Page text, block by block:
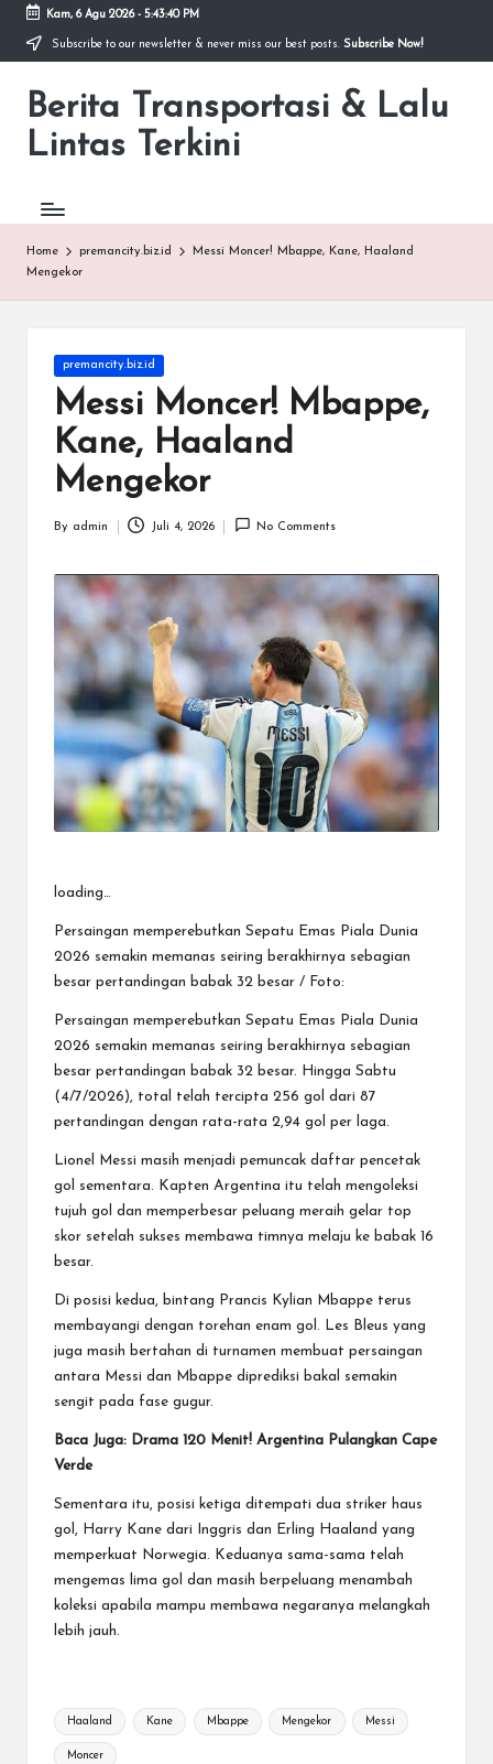
Skip
content
Kam, 6 Agu 2026- 5:43:40 PM
Subscribe to our newsletter & never miss our best posts. Subscribe Now!
Berita Transportasi & Lalu
Lintas Terkini
premancity.biz.id
Home premancity.biz.id
Messi Moncer! Mbappe, Kane, Haaland
Mengekor
Posted
in
premancity.biz.id
Messi Moncer! Mbappe,
Kane, Haaland
Mengekor
By admin Juli 4, 2026 No Comments
loading…
Persaingan memperebutkan Sepatu Emas Piala Dunia
2026 semakin memanas seiring berakhirnya sebagian
besar pertandingan babak 32 besar / Foto:
Persaingan memperebutkan Sepatu Emas
Piala Dunia
2026 semakin memanas seiring berakhirnya sebagian
besar pertandingan babak 32 besar. Hingga Sabtu
(4/7/2026), total telah tercipta 256 gol dari 87
pertandingan dengan rata-rata 2,94 gol per laga.
Lionel Messi masih menjadi pemuncak daftar pencetak
gol sementara. Kapten Argentina itu telah mengoleksi
tujuh gol dan memperbesar peluang meraih gelar top
skor setelah sukses membawa timnya melaju ke babak 16
besar.
Di posisi kedua, bintang Prancis Kylian Mbappe terus
membayangi dengan torehan enam gol. Les Bleus yang
juga masih bertahan di turnamen membuat persaingan
antara Messi dan Mbappe diprediksi bakal semakin
sengit pada fase gugur.
Baca Juga: Drama 120 Menit! Argentina Pulangkan Cape
Verde
Sementara itu, posisi ketiga ditempati dua striker haus
gol, Harry Kane dari Inggris dan Erling Haaland yang
memperkuat Norwegia. Keduanya sama-sama telah
mengemas lima gol dan masih berpeluang menambah
koleksi apabila mampu membawa negaranya melangkah
lebih jauh.
Tags:
Haaland Kane Mbappe Mengekor Messi
Moncer